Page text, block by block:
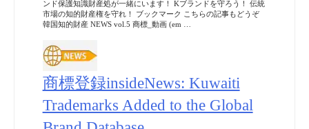
ンド保護知識財産処が一緒にいます！ Kブランドを守ろう！ 伝統
市場の知的財産権を守れ！ ブックマーク こちらの記事もどうぞ
韓国知的財産 NEWS vol.5 商標_動画 (em …
商標登録insideNews: Kuwaiti
Trademarks Added to the Global